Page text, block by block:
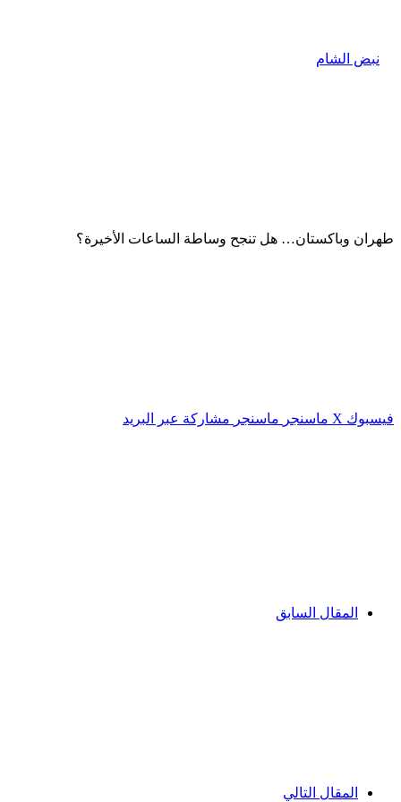
طهران وباكستان… هل تنجح وساطة الساعات الأخيرة؟
فيسبوك ‫X ماسنجر ماسنجر مشاركة عبر البريد
المقال السابق
المقال التالي